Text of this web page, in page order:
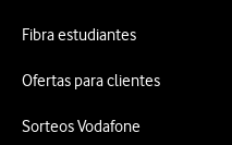
Fibra estudiantes
Ofertas para clientes
Sorteos Vodafone